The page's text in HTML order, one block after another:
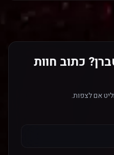
כתוב חוות
אם לצפות.